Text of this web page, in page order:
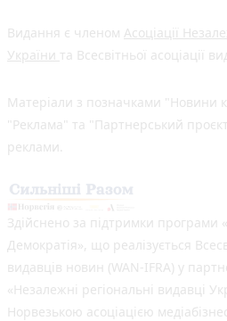
Видання є членом Асоціації
України та Всесвітньої асоціації
Матеріали з позначками "Новини
"Реклама" та "Партнерський
реклами.
Здійснено за підтримки програми
Демократія», що реалізується
видавців новин (WAN-IFRA) у
«Незалежні регіональні видавці
Норвезькою асоціацією